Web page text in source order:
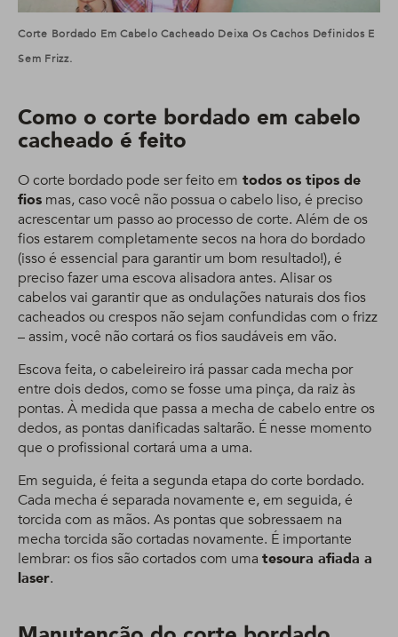
Corte Bordado Em Cabelo Cacheado Deixa Os Cachos Definidos E
Sem Frizz.
Como o corte bordado em cabelo
cacheado é feito
O corte bordado pode ser feito em todos os tipos de
fios mas, caso você não possua o cabelo liso, é preciso
acrescentar um passo ao processo de corte. Além de os
fios estarem completamente secos na hora do bordado
(isso é essencial para garantir um bom resultado!), é
preciso fazer uma escova alisadora antes. Alisar os
cabelos vai garantir que as ondulações naturais dos fios
cacheados ou crespos não sejam confundidas com o frizz
– assim, você não cortará os fios saudáveis em vão.
Escova feita, o cabeleireiro irá passar cada mecha por
entre dois dedos, como se fosse uma pinça, da raiz às
pontas. À medida que passa a mecha de cabelo entre os
dedos, as pontas danificadas saltarão. É nesse momento
que o profissional cortará uma a uma.
Em seguida, é feita a segunda etapa do corte bordado.
Cada mecha é separada novamente e, em seguida, é
torcida com as mãos. As pontas que sobressaem na
mecha torcida são cortadas novamente. É importante
lembrar: os fios são cortados com uma tesoura afiada a
laser.